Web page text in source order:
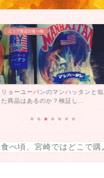
エリア限定の食べ物
リョーユーパンのマンハッタンと似
た商品はあるのか？検証し...
べ頃、宮崎ではどこで購